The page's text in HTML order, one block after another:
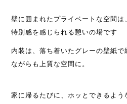
壁に囲まれたプライベートな空間
特別感を感じられる憩いの場です
内装は、落ち着いたグレーの壁紙
ながらも上質な空間に。
家に帰るたびに、ホッとできるよ